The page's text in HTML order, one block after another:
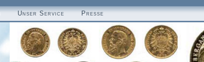
Unser Service Presse